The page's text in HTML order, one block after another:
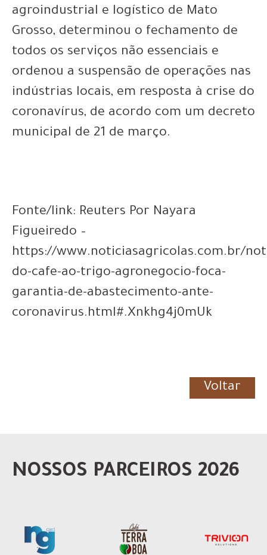
agroindustrial e logístico de Mato
Grosso, determinou o fechamento de
todos os serviços não essenciais e
ordenou a suspensão de operações nas
indústrias locais, em resposta à crise do
coronavírus, de acordo com um decreto
municipal de 21 de março.
Fonte/link: Reuters Por Nayara
Figueiredo –
https://www.noticiasagricolas.com.br/
do-cafe-ao-trigo-agronegocio-foca-
garantia-de-abastecimento-ante-
coronavirus.html#.Xnkhg4j0mUk
Voltar
NOSSOS PARCEIROS 2026